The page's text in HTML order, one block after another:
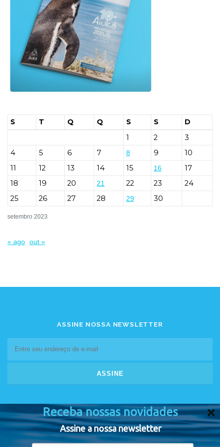
Receba nossas novidades
Assine a nossa newsletter
setembro 2023
S T Q Q S S
D
1
2
3
4
5 6 7 8 9
10
11
12 13 14 15 16
17
18
19 20 21 22 23
24
25
26 27 28 29 30
« ago out »
ASSINE NOSSA NEWSLETTER